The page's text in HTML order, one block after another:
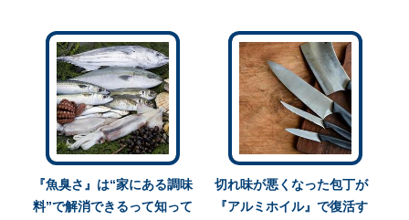
『魚臭さ』は“家にある調味
料”で解消できるって知って
切れ味が悪くなった包丁が
『アルミホイル』で復活す